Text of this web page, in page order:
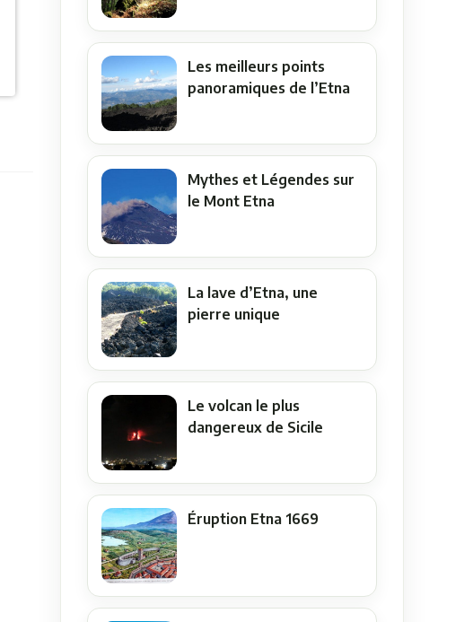
Les meilleurs points
panoramiques de l’Etna
Mythes et Légendes sur
le Mont Etna
La lave d’Etna, une
pierre unique
Le volcan le plus
dangereux de Sicile
Éruption Etna 1669